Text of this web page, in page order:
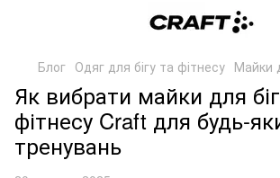
Блог Одяг для бігу та фітнесу Майки
Як вибрати майки для
фітнесу Craft для будь-
тренувань